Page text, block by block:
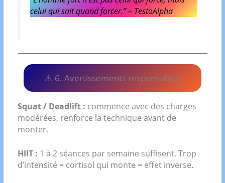
celui qui sait quand forcer.” – TestoAlpha
⚠️ 6. Avertissements responsables
Squat / Deadlift : commence avec des charges
modérées, renforce la technique avant de
monter.
HIIT : 1 à 2 séances par semaine suffisent. Trop
d’intensité = cortisol qui monte = effet inverse.